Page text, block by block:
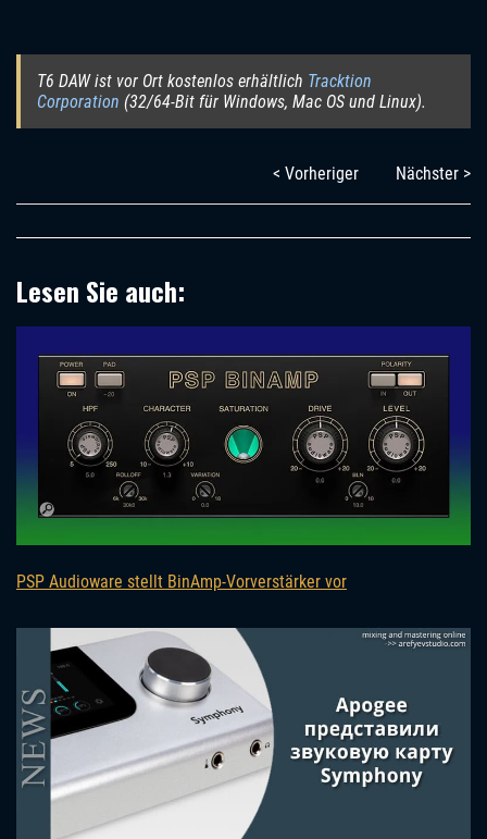
T6 DAW ist vor Ort kostenlos erhältlich Tracktion
Corporation (32/64-Bit für Windows, Mac OS und Linux).
< Vorheriger Nächster >
Lesen Sie auch:
PSP Audioware stellt BinAmp-Vorverstärker vor